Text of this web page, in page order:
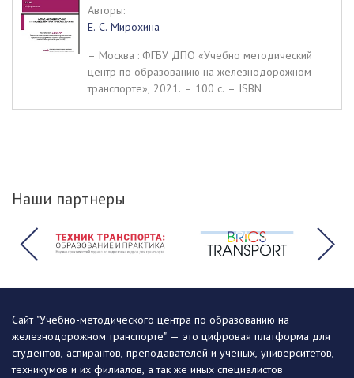
Авторы:
Е. С. Мирохина
– Москва : ФГБУ ДПО «Учебно методический
центр по образованию на железнодорожном
транспорте», 2021. – 100 c. – ISBN
Наши партнеры
Сайт "Учебно-методического центра по образованию на
железнодорожном транспорте" — это цифровая платформа для
студентов, аспирантов, преподавателей и ученых, университетов,
техникумов и их филиалов, а так же иных специалистов